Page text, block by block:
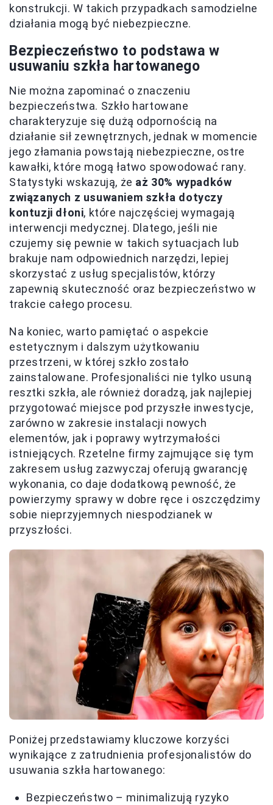
konstrukcji. W takich przypadkach samodzielne
działania mogą być niebezpieczne.
Bezpieczeństwo to podstawa w
usuwaniu szkła hartowanego
Nie można zapominać o znaczeniu
bezpieczeństwa. Szkło hartowane
charakteryzuje się dużą odpornością na
działanie sił zewnętrznych, jednak w momencie
jego złamania powstają niebezpieczne, ostre
kawałki, które mogą łatwo spowodować rany.
Statystyki wskazują, że aż 30% wypadków
związanych z usuwaniem szkła dotyczy
kontuzji dłoni, które najczęściej wymagają
interwencji medycznej. Dlatego, jeśli nie
czujemy się pewnie w takich sytuacjach lub
brakuje nam odpowiednich narzędzi, lepiej
skorzystać z usług specjalistów, którzy
zapewnią skuteczność oraz bezpieczeństwo w
trakcie całego procesu.
Na koniec, warto pamiętać o aspekcie
estetycznym i dalszym użytkowaniu
przestrzeni, w której szkło zostało
zainstalowane. Profesjonaliści nie tylko usuną
resztki szkła, ale również doradzą, jak najlepiej
przygotować miejsce pod przyszłe inwestycje,
zarówno w zakresie instalacji nowych
elementów, jak i poprawy wytrzymałości
istniejących. Rzetelne firmy zajmujące się tym
zakresem usług zazwyczaj oferują gwarancję
wykonania, co daje dodatkową pewność, że
powierzymy sprawy w dobre ręce i oszczędzimy
sobie nieprzyjemnych niespodzianek w
przyszłości.
Poniżej przedstawiamy kluczowe korzyści
wynikające z zatrudnienia profesjonalistów do
usuwania szkła hartowanego:
Bezpieczeństwo – minimalizują ryzyko